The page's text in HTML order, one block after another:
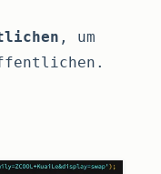
, um